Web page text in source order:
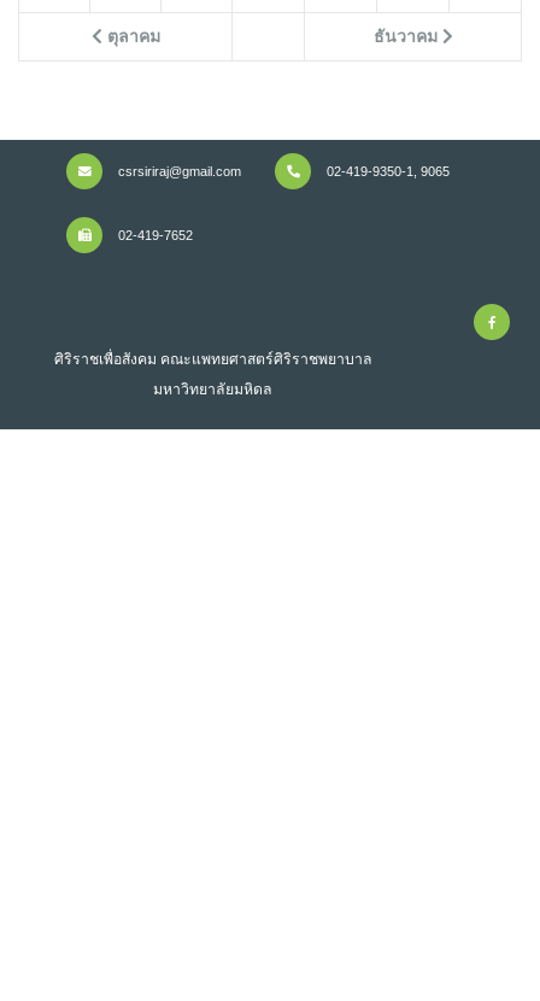
ตุลาคม ธันวาคม
csrsiriraj@gmail.com 02-419-9350-1, 9065
02-419-7652
ศิริราชเพื่อสังคม คณะแพทยศาสตร์ศิริราชพยาบาล
มหาวิทยาลัยมหิดล